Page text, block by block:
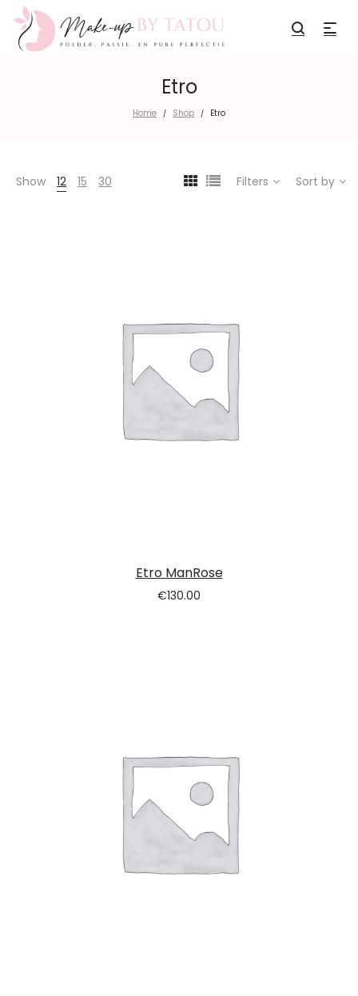
Etro
Home / Shop / Etro
Show 12 15 30 Filters Sort by
Etro ManRose
€130.00